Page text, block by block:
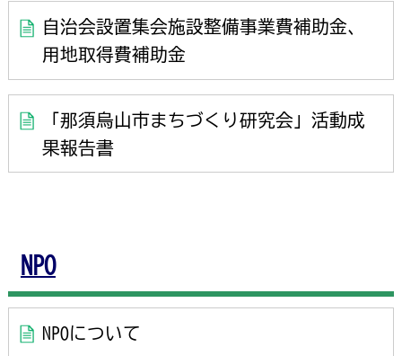
自治会設置集会施設整備事業費補助金、
用地取得費補助金
「那須烏山市まちづくり研究会」活動成
果報告書
NPO
NPOについて